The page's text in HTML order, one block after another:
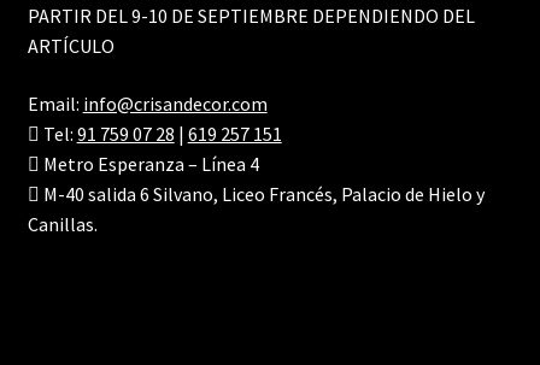
PARTIR DEL 9-10 DE SEPTIEMBRE DEPENDIENDO DEL
ARTÍCULO
Email: info@crisandecor.com
Tel: 91 759 07 28 | 619 257 151
Metro Esperanza – Línea 4
M-40 salida 6 Silvano, Liceo Francés, Palacio de Hielo y
Canillas.